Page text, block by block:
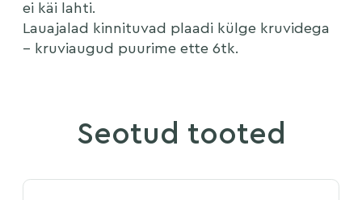
ei käi lahti.
Lauajalad kinnituvad plaadi külge kruvidega
– kruviaugud puurime ette 6tk.
Seotud tooted